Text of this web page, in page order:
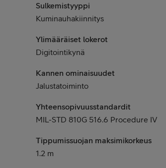
Sulkemistyyppi
Kuminauhakiinnitys
Ylimääräiset lokerot
Digitointikynä
Kannen ominaisuudet
Jalustatoiminto
Yhteensopivuusstandardit
MIL-STD 810G 516.6 Procedure IV
Tippumissuojan maksimikorkeus
1.2 m